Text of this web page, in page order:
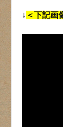
↓ ＜下記画